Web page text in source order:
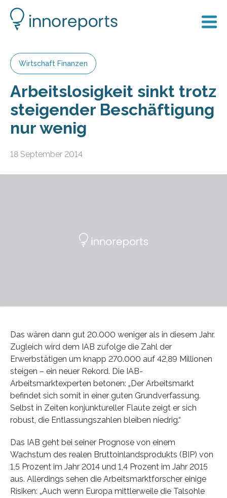
Wirtschaft Finanzen
Arbeitslosigkeit sinkt trotz
steigender Beschäftigung
nur wenig
18 September 2014
Das wären dann gut 20.000 weniger als in diesem Jahr.
Zugleich wird dem IAB zufolge die Zahl der
Erwerbstätigen um knapp 270.000 auf 42,89 Millionen
steigen – ein neuer Rekord. Die IAB-
Arbeitsmarktexperten betonen: „Der Arbeitsmarkt
befindet sich somit in einer guten Grundverfassung.
Selbst in Zeiten konjunktureller Flaute zeigt er sich
robust, die Entlassungszahlen bleiben niedrig.“
Das IAB geht bei seiner Prognose von einem
Wachstum des realen Bruttoinlandsprodukts (BIP) von
1,5 Prozent im Jahr 2014 und 1,4 Prozent im Jahr 2015
aus. Allerdings sehen die Arbeitsmarktforscher einige
Risiken: „Auch wenn Europa mittlerweile die Talsohle